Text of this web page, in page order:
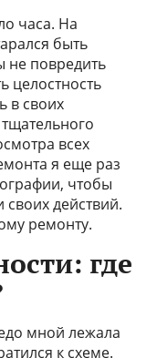
часа. На
быть
не повредить
целостность
в своих
всех
я еще раз
чтобы
действий.
ремонту.
где
мной лежала
к схеме.